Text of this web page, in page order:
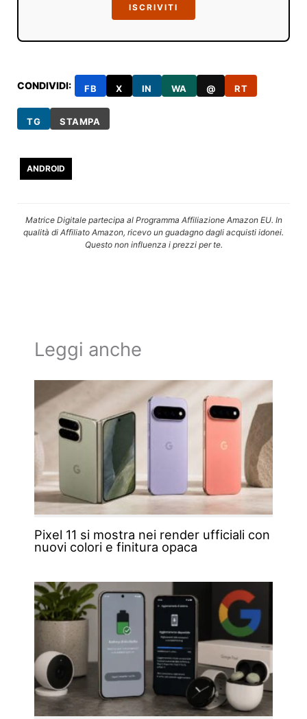
ISCRIVITI
CONDIVIDI: FB X IN WA @ RT
TG STAMPA
ANDROID
Matrice Digitale partecipa al Programma Affiliazione Amazon EU. In
qualità di Affiliato Amazon, ricevo un guadagno dagli acquisti idonei.
Questo non influenza i prezzi per te.
Leggi anche
Pixel 11 si mostra nei render ufficiali con
nuovi colori e finitura opaca